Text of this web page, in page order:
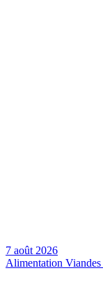
7 août 2026
Alimentation Viandes